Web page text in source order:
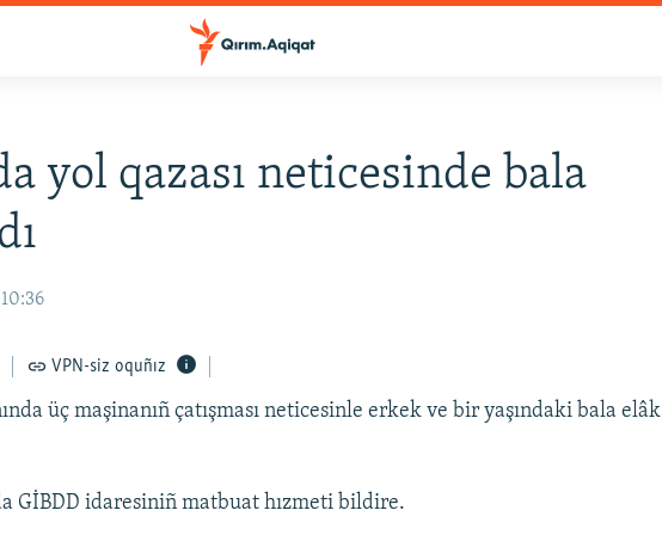
yol qazası neticesinde bala
VPN-siz oquñız
üç maşinanıñ çatışması neticesinle erkek ve bir yaşındaki bala elâk
GİBDD idaresiniñ matbuat hızmeti bildire.